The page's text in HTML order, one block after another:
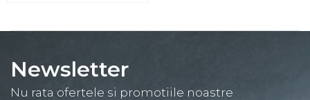
Newsletter
Nu rata ofertele si promotiile noastre